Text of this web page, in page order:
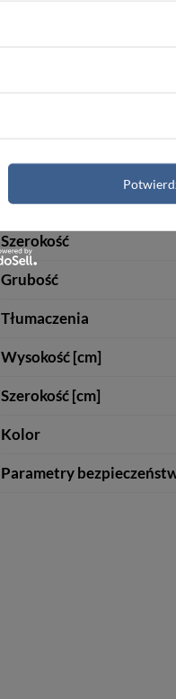
Wymiary
Wysokość
Szerokość
Grubość
Tłumaczenia
Wysokość [cm]
Szerokość [cm]
Kolor
Parametry